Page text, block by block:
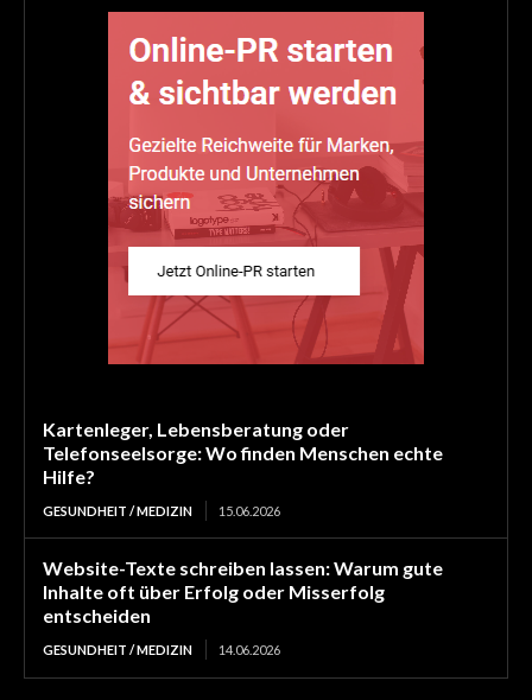
Kartenleger, Lebensberatung oder
Telefonseelsorge: Wo finden Menschen echte
Hilfe?
GESUNDHEIT / MEDIZIN 15.06.2026
Website-Texte schreiben lassen: Warum gute
Inhalte oft über Erfolg oder Misserfolg
entscheiden
GESUNDHEIT / MEDIZIN 14.06.2026